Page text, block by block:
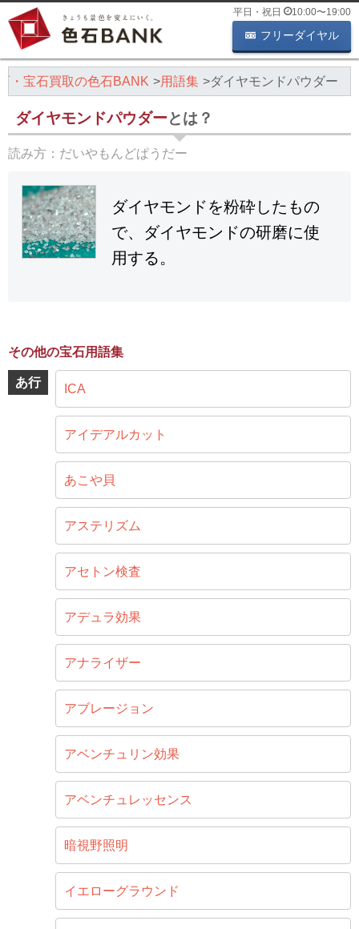
平日・祝日 10:00〜19:00
フリーダイヤル
・宝石買取の色石BANK 用語集 ダイヤモンドパウダー
ダイヤモンドパウダーとは？
読み方： だいやもんどぱうだー
ダイヤモンドを粉砕したもの
で、ダイヤモンドの研磨に使
用する。
その他の宝石用語集
あ行 ICA
アイデアルカット
あこや貝
アステリズム
アセトン検査
アデュラ効果
アナライザー
アブレージョン
アベンチュリン効果
アベンチュレッセンス
暗視野照明
イエローグラウンド